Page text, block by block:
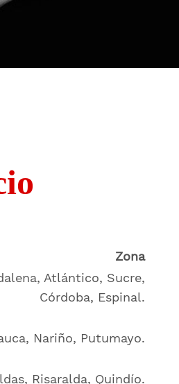
Zona
Atlántico, Sucre,
Córdoba, Espinal.
Nariño, Putumayo.
Risaralda, Quindío.